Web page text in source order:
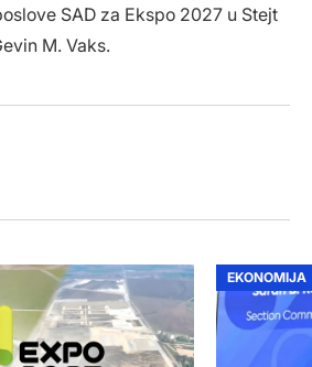
SAD za Ekspo 2027 u Stejt
M. Vaks.
EKONOMIJA